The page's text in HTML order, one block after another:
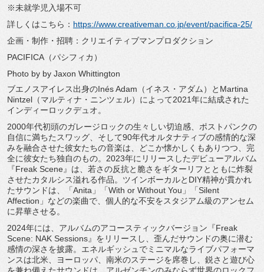
※未就学児入場不可
詳しくはこちら： https://www.creativeman.co.jp/event/pacifica-25/
企画・制作・招聘：クリエイティブマンプロダクション
PACIFICA（パシフィカ）
Photo by by Jaxon Whittington
ブエノスアイレス出身のInés Adam（イネス・アダム）とMartina
Nintzel（マルティナ・ニンツェル） によって2021年に結成された
インディーロックデュオ。
2000年代初頭のガレージロックの生々しい切迫感、 ポストパンクの
自信に満ちたスワッグ、 そして90年代オルタナティブの感情的な深
みを融合させた彼女たちの音楽は、どこか懐かしくもありつつ、 完
全に彼女たち独自のもの。 2023年にリリースしたデビューアルバム
『Freak Scene』は、 若さの反抗と脆さをギターリフとともに炸裂
させたカタルシス溢れる作品。ツインボーカルとDIY精神が貫かれ
たサウンドは、「Anita」「With or Without You」「Silent
Affection」などの楽曲で、 個人的な不安をスタジアム級のアンセム
に昇華させる。
2024年には、アルバムのアコースティックバージョン『Freak
Scene: NAK Sessions』をリリースし、 歪んだサウンドの奥に潜む
感情の深さを披露。 エネルギッシュでミニマルなライブパフォーマ
ンスは北米、
ヨーロッパ、南米のステージを席巻し、 鋭さと遊び心